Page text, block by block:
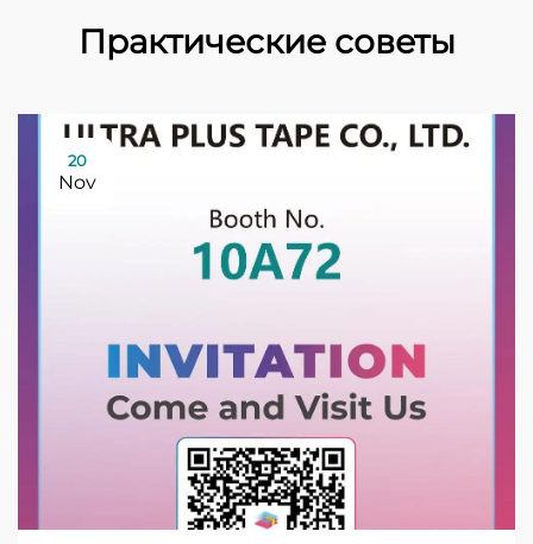
Практические советы
20
Nov